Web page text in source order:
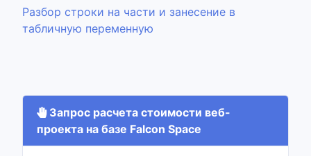
Разбор строки на части и занесение в
табличную переменную
Запрос расчета стоимости веб-
проекта на базе Falcon Space